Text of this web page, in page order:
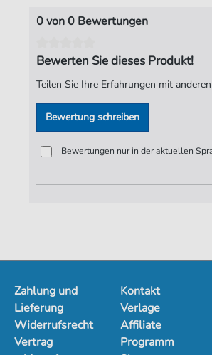
Tonart:
F-Dur
Seiten:
1
Jürgen Knuth
0 von 0 Bewertungen
Bewerten Sie dieses Produkt!
Teilen Sie Ihre Erfahrungen mit
Bewertung schreiben
Bewertungen nur in der aktuellen
Zahlung und
Lieferung
Widerrufsrecht
Vertrag
Kontakt
Verlage
Affiliate
Programm